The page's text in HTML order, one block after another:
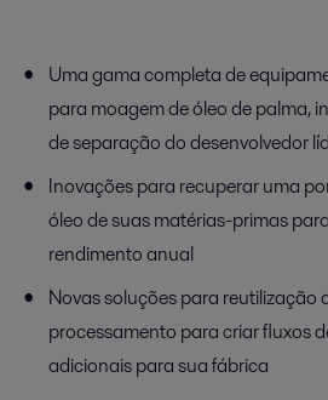
Uma gama completa de
para moagem de óleo de palma,
de separação do desenvolvedor
Inovações para recuperar uma
óleo de suas matérias-primas
rendimento anual
Novas soluções para reutilização
processamento para criar fluxos
adicionais para sua fábrica